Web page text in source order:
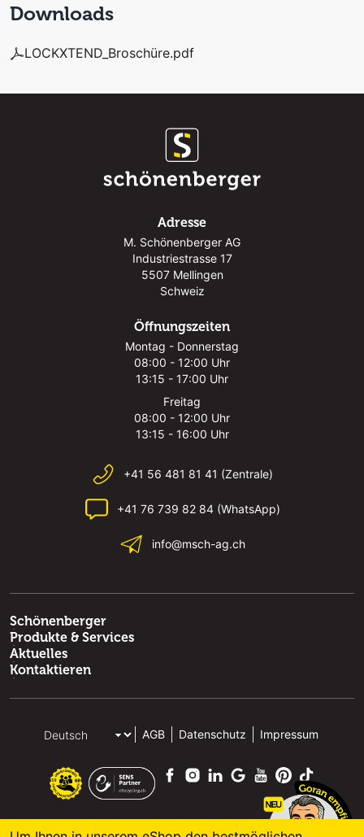
Downloads
LOCKXTEND_Broschüre.pdf
Adresse
M. Schönenberger AG
Industriestrasse 17
5507 Mellingen
Schweiz
Öffnungszeiten
Montag - Donnerstag
08:00 - 12:00 Uhr
13:15 - 17:00 Uhr
Freitag
08:00 - 12:00 Uhr
13:15 - 16:00 Uhr
+41 56 481 81 41 (Zentrale)
+41 76 739 82 84 (WhatsApp)
info@msch-ag.ch
Schönenberger
Produkte & Services
Aktuelles
Kontaktieren
AGB Datenschutz Impressum